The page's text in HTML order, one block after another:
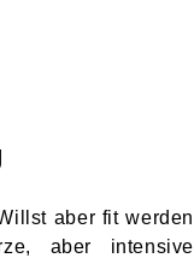
aber fit werden
aber intensive